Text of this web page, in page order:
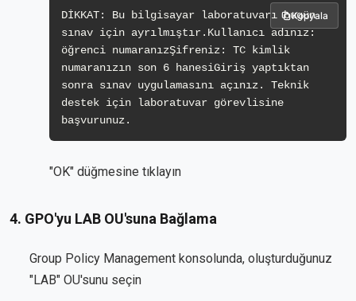
DİKKAT: Bu bilgisayar laboratuvarı bugün
sınav için ayrılmıştır.Kullanıcı adınız:
öğrenci numaranızŞifreniz: TC kimlik
numaranızın son 6 hanesiGiriş yaptıktan
sonra sınav uygulamasını açınız. Teknik
destek için laboratuvar görevlisine
başvurunuz.
Kopyala
"OK" düğmesine tıklayın
4. GPO'yu LAB OU'suna Bağlama
Group Policy Management konsolunda, oluşturduğunuz
"LAB" OU'sunu seçin